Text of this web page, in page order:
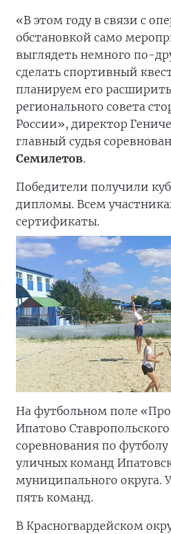
«В этом году в связи с
обстановкой само
выглядеть немного по-
сделать спортивный
планируем его
регионального совета
России», директор
главный судья
Семилетов.
Победители получили
дипломы. Всем
сертификаты.
На футбольном поле
Ипатово
соревнования по
уличных команд
муниципального округа.
пять команд.
В Красногвардейском